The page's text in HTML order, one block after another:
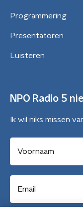
Programmering
Presentatoren
Luisteren
NPO Radio 5
Ik wil niks missen